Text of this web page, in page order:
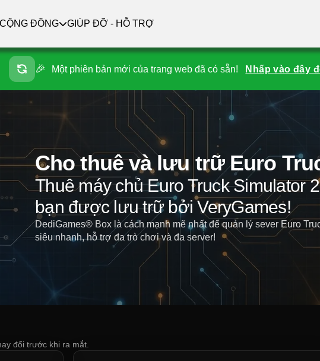
CỘNG ĐỒNG GIÚP ĐỠ - HỖ TRỢ
🎉 Một phiên bản mới của trang web đã có sẵn! Nhấp vào đây
Cho thuê và lưu trữ Euro
Thuê máy chủ Euro Truck Simulator
bạn được lưu trữ bởi VeryGames!
DediGames® Box là cách mạnh mẽ nhất để quản lý sever Euro
siêu nhanh, hỗ trợ đa trò chơi và đa server!
đổi trước khi ra mắt.